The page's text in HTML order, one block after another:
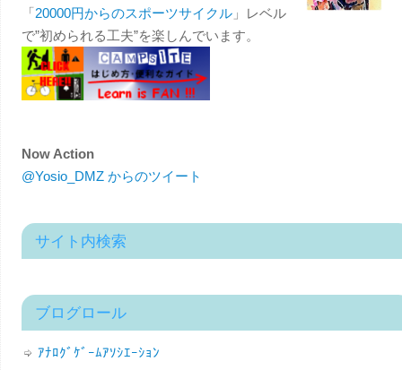
「20000円からのスポーツサイクル」レベル
で”初められる工夫”を楽しんでいます。
Now Action
@Yosio_DMZ からのツイート
サイト内検索
ブログロール
ｱﾅﾛｸﾞｹﾞｰﾑｱｿｼｴｰｼｮﾝ